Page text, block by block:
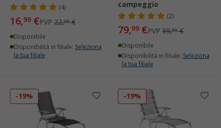
(4)
16,99 €PVP 22,99€
Disponibile
Disponibilità in filiale: Seleziona
la tua filiale
campeggio
(2)
79,99 €PVP 99,99€
Disponibile
Disponibilità in filiale: Seleziona
la tua filiale
-19% -19%